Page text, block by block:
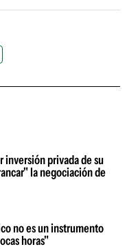
inversión privada de su
la negociación de
no es un instrumento
horas"